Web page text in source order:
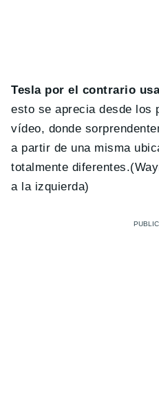
Tesla por el contrario
esto se aprecia desde los
vídeo, donde
a partir de una misma
totalmente
a la izquierda)